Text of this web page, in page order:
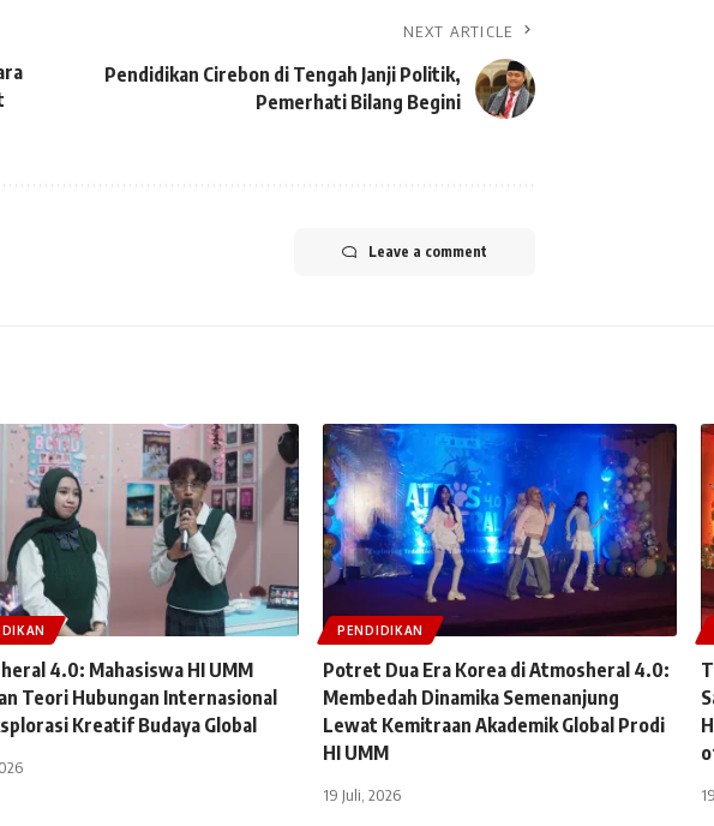
NEXT ARTICLE
Pendidikan Cirebon di Tengah Janji Politik,
Pemerhati Bilang Begini
Leave a comment
4.0: Mahasiswa HI UMM
Teori Hubungan Internasional
Kreatif Budaya Global
PENDIDIKAN
Potret Dua Era Korea di Atmosheral 4.0:
Membedah Dinamika Semenanjung
Lewat Kemitraan Akademik Global Prodi
HI UMM
19 Juli, 2026